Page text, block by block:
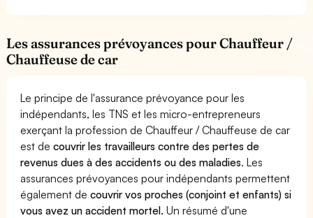
Les assurances prévoyances pour Chauffeur /
Chauffeuse de car
Le principe de l'assurance prévoyance pour les
indépendants, les TNS et les micro-entrepreneurs
exerçant la profession de Chauffeur / Chauffeuse de car
est decouvrir les travailleurs contre des pertes de
revenus dues à des accidents ou des maladies. Les
assurances prévoyances pour indépendants permettent
également decouvrir vos proches (conjoint et enfants) si
vous avez un accident mortel. Un résumé d'une